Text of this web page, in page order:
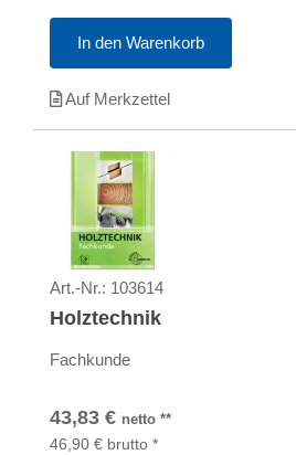
In den Warenkorb
Auf Merkzettel
Art.-Nr.: 103614
Holztechnik
Fachkunde
43,83 € netto **
46,90 € brutto *